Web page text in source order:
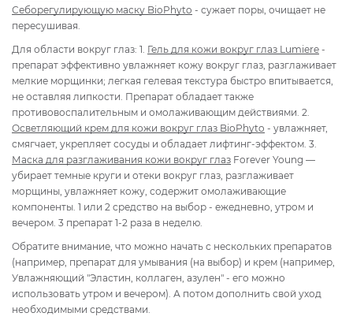
Себорегулирующую маску BioPhyto - сужает поры, очищает не
пересушивая.
Для области вокруг глаз: 1. Гель для кожи вокруг глаз Lumiere -
препарат эффективно увлажняет кожу вокруг глаз, разглаживает
мелкие морщинки; легкая гелевая текстура быстро впитывается,
не оставляя липкости. Препарат обладает также
противовоспалительным и омолаживающим действиями. 2.
Осветляющий крем для кожи вокруг глаз BioPhyto - увлажняет,
смягчает, укрепляет сосуды и обладает лифтинг-эффектом. 3.
Маска для разглаживания кожи вокруг глаз Forever Young —
убирает темные круги и отеки вокруг глаз, разглаживает
морщины, увлажняет кожу, содержит омолаживающие
компоненты. 1 или 2 средство на выбор - ежедневно, утром и
вечером. 3 препарат 1-2 раза в неделю.
Обратите внимание, что можно начать с нескольких препаратов
(например, препарат для умывания (на выбор) и крем (например,
Увлажняющий "Эластин, коллаген, азулен" - его можно
использовать утром и вечером). А потом дополнить свой уход
необходимыми средствами.